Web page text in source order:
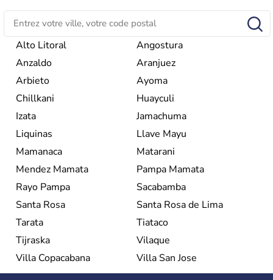
Alto Litoral
Angostura
Anzaldo
Aranjuez
Arbieto
Ayoma
Chillkani
Huayculi
Izata
Jamachuma
Liquinas
Llave Mayu
Mamanaca
Matarani
Mendez Mamata
Pampa Mamata
Rayo Pampa
Sacabamba
Santa Rosa
Santa Rosa de Lima
Tarata
Tiataco
Tijraska
Vilaque
Villa Copacabana
Villa San Jose